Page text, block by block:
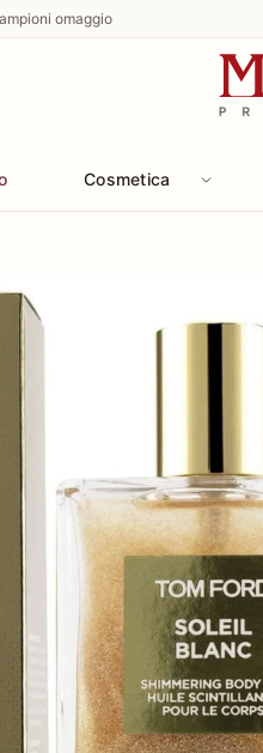
omaggio
Cosmetica